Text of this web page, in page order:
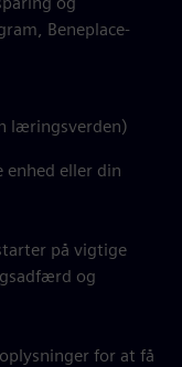
Beneplace-
læringsverden)
eller din
på vigtige
og
for at få